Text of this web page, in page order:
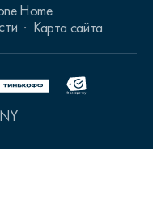
Home
Карта сайта